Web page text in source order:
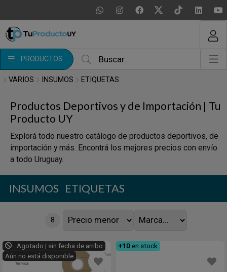
PRODUCTOS
MI COMPRA
VARIOS INSUMOS ETIQUETAS
Productos Deportivos y de Importación | Tu
Producto UY
Explorá todo nuestro catálogo de productos deportivos, de
importación y más. Encontrá los mejores precios con envío
a todo Uruguay.
INSUMOS ETIQUETAS
8
Agotado | sin fecha de arribo
Aún no está disponible
+10 en stock